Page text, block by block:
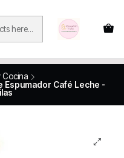
Cocina
Espumador Café Leche -